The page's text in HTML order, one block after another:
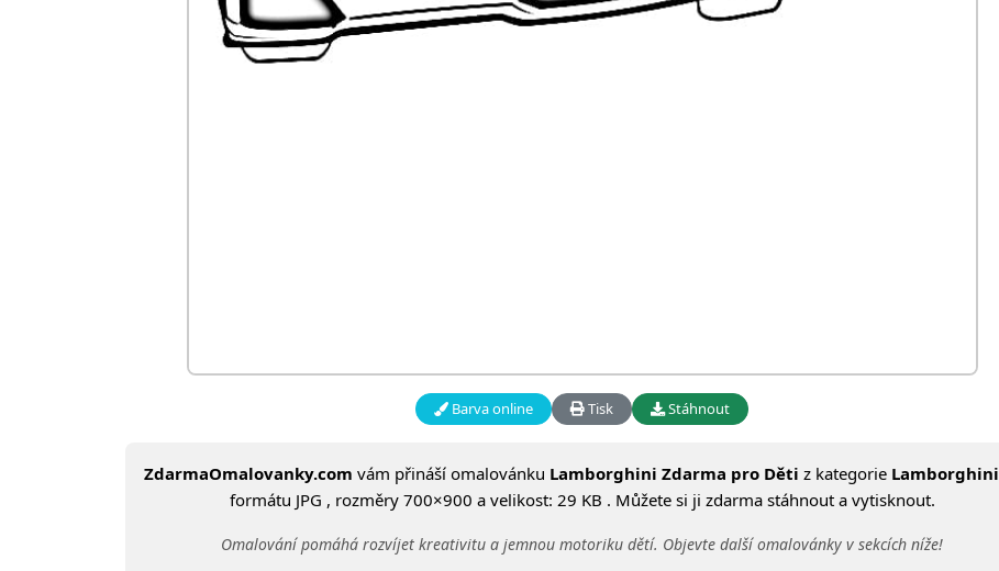
Barva online Tisk Stáhnout
ZdarmaOmalovanky.com vám přináší omalovánku Lamborghini Zdarma pro Děti z kategorie Lamborghini
formátu JPG , rozměry 700×900 a velikost: 29 KB . Můžete si ji zdarma stáhnout a vytisknout.
Omalování pomáhá rozvíjet kreativitu a jemnou motoriku dětí. Objevte další omalovánky v sekcích níže!